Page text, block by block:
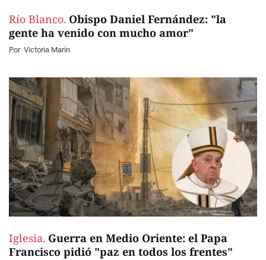
Río Blanco. Obispo Daniel Fernández: "la
gente ha venido con mucho amor"
Por Victoria Marín
Iglesia. Guerra en Medio Oriente: el Papa
Francisco pidió "paz en todos los frentes"